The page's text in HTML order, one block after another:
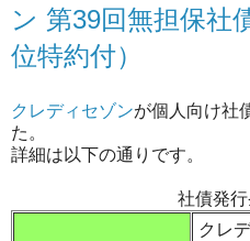
ン 第39回無担保社
位特約付）
クレディセゾンが個人向け社
た。
詳細は以下の通りです。
社債発
クレ